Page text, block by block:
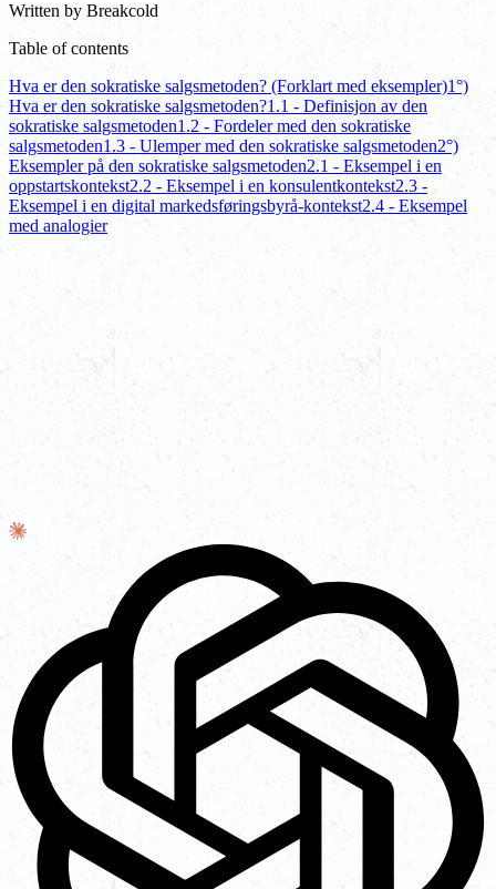
Written by Breakcold
Table of contents
Hva er den sokratiske salgsmetoden? (Forklart med eksempler)1°)
Hva er den sokratiske salgsmetoden?1.1 - Definisjon av den
sokratiske salgsmetoden1.2 - Fordeler med den sokratiske
salgsmetoden1.3 - Ulemper med den sokratiske salgsmetoden2°)
Eksempler på den sokratiske salgsmetoden2.1 - Eksempel i en
oppstartskontekst2.2 - Eksempel i en konsulentkontekst2.3 -
Eksempel i en digital markedsføringsbyrå-kontekst2.4 - Eksempel
med analogier